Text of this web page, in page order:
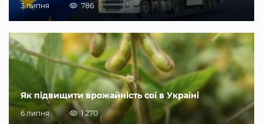
3 липня 786
Як підвищити врожайність сої в Україні
6 липня 1 270